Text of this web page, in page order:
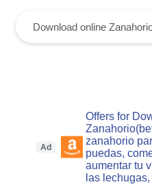
Ad
Offers for
zanahorio
puedas,
aumentar tu
las